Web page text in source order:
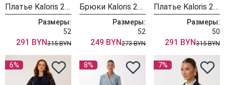
Платье Kaloris 2242-1
Размеры:
52
291 BYN315 BYN
Брюки Kaloris 2241
Размеры:
52
249 BYN273 BYN
Платье Kaloris 2240
Размеры:
50
291 BYN315 BYN
6% 8% 7%